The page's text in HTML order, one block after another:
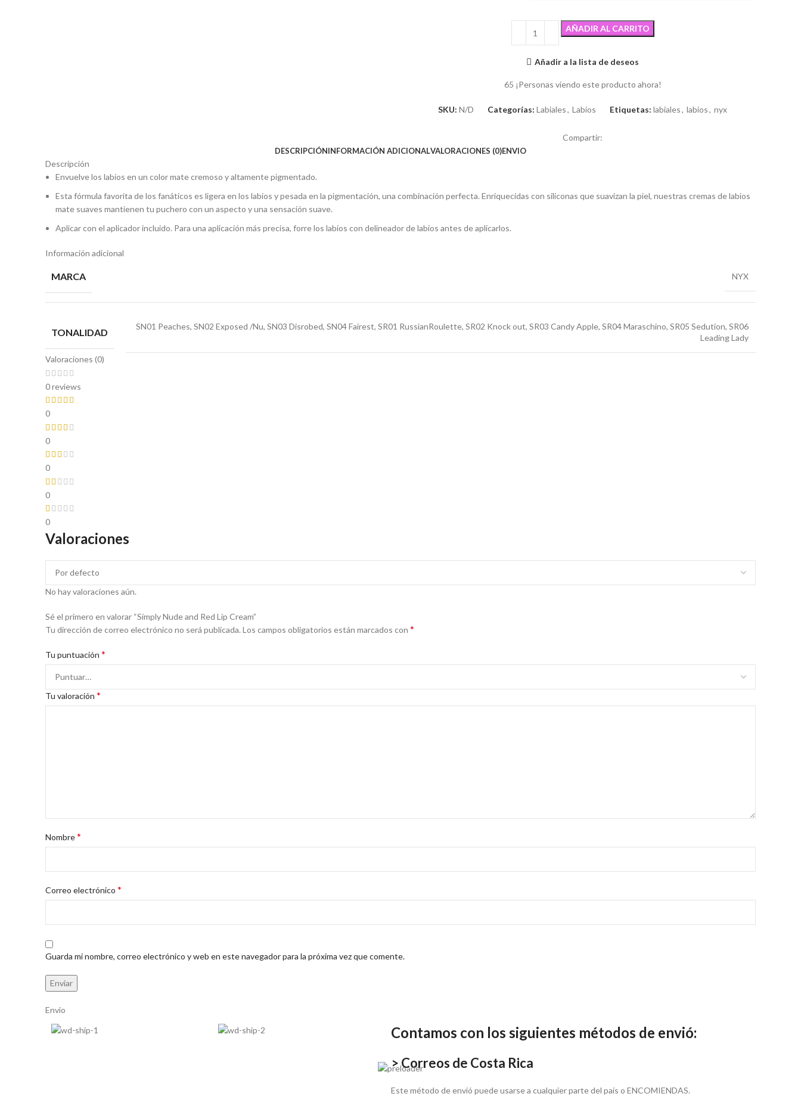
AÑADIR AL CARRITO
Añadir a la lista de deseos
65 ¡Personas viendo este producto ahora!
SKU: N/D Categorías: Labiales, Labios Etiquetas: labiales, labios, nyx
Compartir:
DESCRIPCIÓNINFORMACIÓN ADICIONALVALORACIONES (0)ENVIO
Descripción
Envuelve los labios en un color mate cremoso y altamente pigmentado.
Esta fórmula favorita de los fanáticos es ligera en los labios y pesada en la pigmentación, una combinación perfecta. Enriquecidas con siliconas que suavizan la piel, nuestras cremas de labios
mate suaves mantienen tu puchero con un aspecto y una sensación suave.
Aplicar con el aplicador incluido. Para una aplicación más precisa, forre los labios con delineador de labios antes de aplicarlos.
Información adicional
MARCA NYX
TONALIDAD
SN01 Peaches, SN02 Exposed /Nu, SN03 Disrobed, SN04 Fairest, SR01 RussianRoulette, SR02 Knock out, SR03 Candy Apple, SR04 Maraschino, SR05 Sedution, SR06
Leading Lady
Valoraciones (0)
0 reviews
0
0
0
0
0
Valoraciones
No hay valoraciones aún.
Sé el primero en valorar “Simply Nude and Red Lip Cream”
Tu dirección de correo electrónico no será publicada. Los campos obligatorios están marcados con *
Tu puntuación *
Tu valoración *
Nombre*
Correo electrónico *
Guarda mi nombre, correo electrónico y web en este navegador para la próxima vez que comente.
Envio
Contamos con los siguientes métodos de envió:
> Correos de Costa Rica
Este método de envió puede usarse a cualquier parte del país o ENCOMIENDAS.